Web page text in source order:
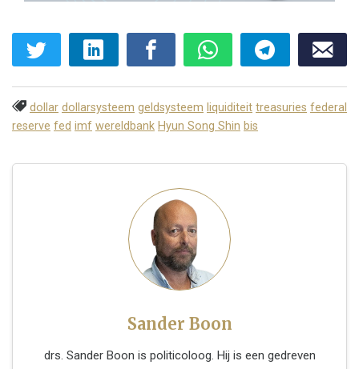
dollar dollarsysteem geldsysteem liquiditeit treasuries federal
reserve fed imf wereldbank Hyun Song Shin bis
Sander Boon
drs. Sander Boon is politicoloog. Hij is een gedreven